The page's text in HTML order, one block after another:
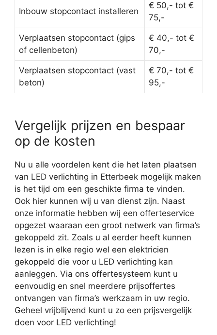
Inbouw stopcontact installeren
€ 50,- tot €
75,-
Verplaatsen stopcontact (gips
of cellenbeton)
€ 40,- tot €
70,-
Verplaatsen stopcontact (vast
beton)
€ 70,- tot €
95,-
Vergelijk prijzen en bespaar
op de kosten
Nu u alle voordelen kent die het laten plaatsen
van LED verlichting in Etterbeek mogelijk maken
is het tijd om een geschikte firma te vinden.
Ook hier kunnen wij u van dienst zijn. Naast
onze informatie hebben wij een offerteservice
opgezet waaraan een groot netwerk van firma’s
gekoppeld zit. Zoals u al eerder heeft kunnen
lezen is in elke regio wel een elektricien
gekoppeld die voor u LED verlichting kan
aanleggen. Via ons offertesysteem kunt u
eenvoudig en snel meerdere prijsoffertes
ontvangen van firma’s werkzaam in uw regio.
Geheel vrijblijvend kunt u zo een prijsvergelijk
doen voor LED verlichting!